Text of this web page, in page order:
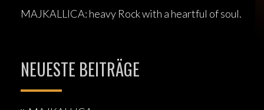
MAJKALLICA: heavy Rock with a heartful of soul.
NEUESTE BEITRÄGE